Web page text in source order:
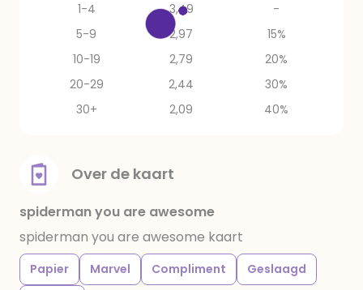
1-4
3,49
-
5-9
2,97
15%
10-19
2,79
20%
20-29
2,44
30%
30+
2,09 40%
Over de kaart
spiderman you are awesome
spiderman you are awesome kaart
Papier Marvel Compliment
Geslaagd